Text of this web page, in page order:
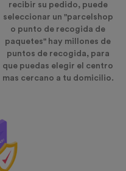
recibir su pedido, puede
seleccionar un "parcelshop
o punto de recogida de
paquetes" hay millones de
puntos de recogida, para
que puedas elegir el centro
mas cercano a tu domicilio.